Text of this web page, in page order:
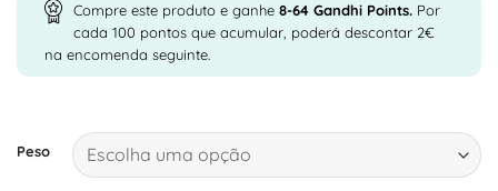
Compre este produto e ganhe 8-64 Gandhi Points. Por
cada 100 pontos que acumular, poderá descontar 2€
na encomenda seguinte.
Peso